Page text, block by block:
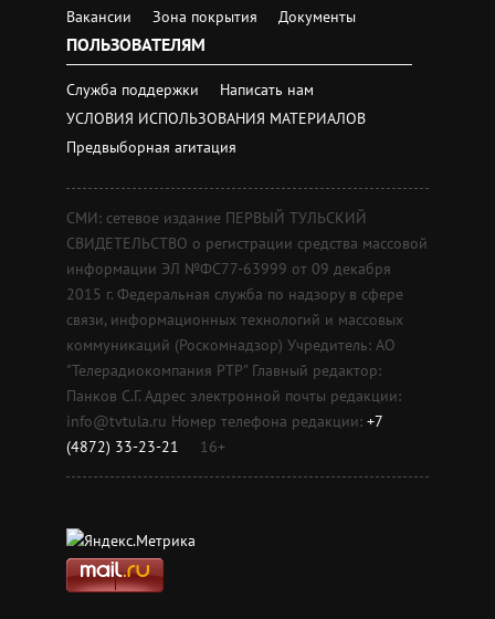
Вакансии
Зона покрытия Документы
ПОЛЬЗОВАТЕЛЯМ
Служба поддержки
Написать нам
УСЛОВИЯ ИСПОЛЬЗОВАНИЯ МАТЕРИАЛОВ
Предвыборная агитация
СМИ: сетевое издание ПЕРВЫЙ ТУЛЬСКИЙ
СВИДЕТЕЛЬСТВО о регистрации средства массовой
информации ЭЛ №ФС77-63999 от 09 декабря
2015 г. Федеральная служба по надзору в сфере
связи, информационных технологий и массовых
коммуникаций (Роскомнадзор) Учредитель: АО
"Телерадиокомпания РТР" Главный редактор:
Панков С.Г. Адрес электронной почты редакции:
info@tvtula.ru Номер телефона редакции: +7
(4872) 33-23-21
16+